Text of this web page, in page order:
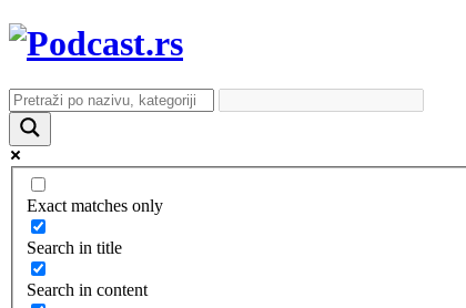
Exact matches only
Search in title
Search in content